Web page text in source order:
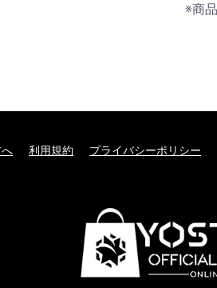
※商
利用規約 プライバシーポリシー